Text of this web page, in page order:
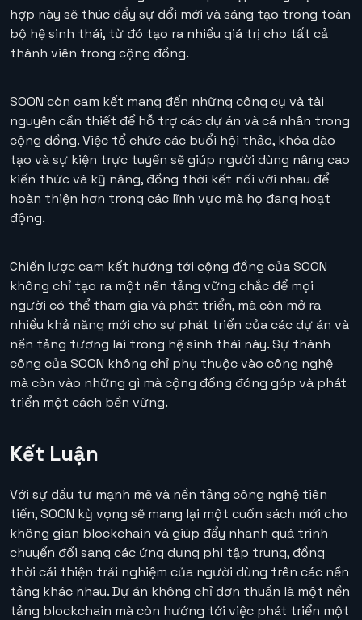
hợp này sẽ thúc đẩy sự đổi mới và sáng tạo trong toàn
bộ hệ sinh thái, từ đó tạo ra nhiều giá trị cho tất cả
thành viên trong cộng đồng.
SOON còn cam kết mang đến những công cụ và tài
nguyên cần thiết để hỗ trợ các dự án và cá nhân trong
cộng đồng. Việc tổ chức các buổi hội thảo, khóa đào
tạo và sự kiện trực tuyến sẽ giúp người dùng nâng cao
kiến thức và kỹ năng, đồng thời kết nối với nhau để
hoàn thiện hơn trong các lĩnh vực mà họ đang hoạt
động.
Chiến lược cam kết hướng tới cộng đồng của SOON
không chỉ tạo ra một nền tảng vững chắc để mọi
người có thể tham gia và phát triển, mà còn mở ra
nhiều khả năng mới cho sự phát triển của các dự án và
nền tảng tương lai trong hệ sinh thái này. Sự thành
công của SOON không chỉ phụ thuộc vào công nghệ
mà còn vào những gì mà cộng đồng đóng góp và phát
triển một cách bền vững.
Kết Luận
Với sự đầu tư mạnh mẽ và nền tảng công nghệ tiên
tiến, SOON kỳ vọng sẽ mang lại một cuốn sách mới cho
không gian blockchain và giúp đẩy nhanh quá trình
chuyển đổi sang các ứng dụng phi tập trung, đồng
thời cải thiện trải nghiệm của người dùng trên các nền
tảng khác nhau. Dự án không chỉ đơn thuần là một nền
tảng blockchain mà còn hướng tới việc phát triển một